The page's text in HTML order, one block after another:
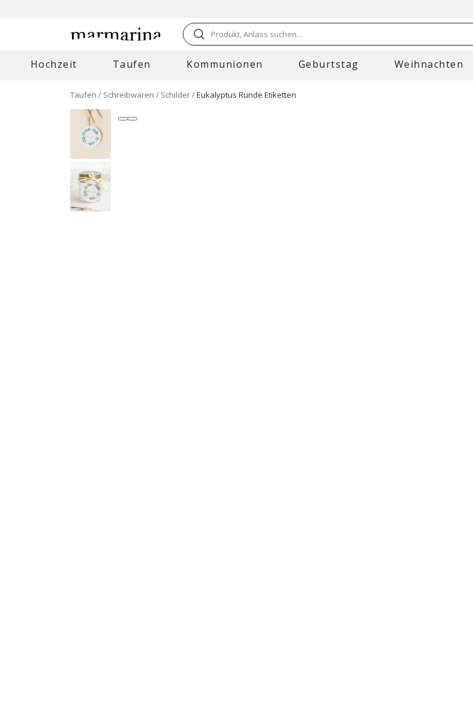
Produkt, Anlass suchen...
Hochzeit Taufen Kommunionen Geburtstag Weihnachten
Taufen Schreibwaren Schilder Eukalyptus Runde Etiketten